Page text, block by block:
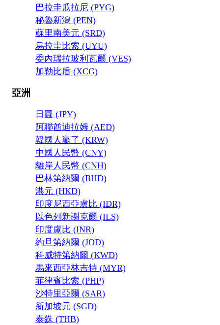
巴拉圭瓜拉尼 (PYG)
秘魯新潟 (PEN)
蘇里南美元 (SRD)
烏拉圭比索 (UYU)
委內瑞拉玻利瓦爾 (VES)
加勒比盾 (XCG)
亞洲
日圓 (JPY)
阿聯酋迪拉姆 (AED)
韓國人贏了 (KRW)
中國人民幣 (CNY)
離岸人民幣 (CNH)
巴林第納爾 (BHD)
港元 (HKD)
印度尼西亞盧比 (IDR)
以色列新謝克爾 (ILS)
印度盧比 (INR)
約旦第納爾 (JOD)
科威特第納爾 (KWD)
馬來西亞林吉特 (MYR)
菲律賓比索 (PHP)
沙特里亞爾 (SAR)
新加坡元 (SGD)
泰銖 (THB)